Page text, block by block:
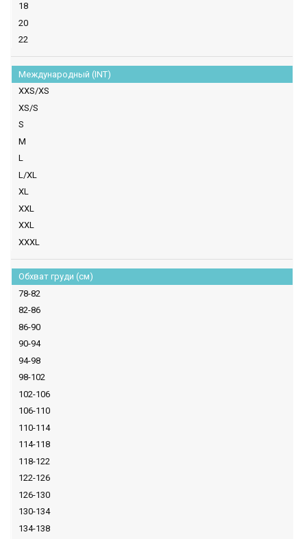
18
20
22
Международный (INT)
XXS/XS
XS/S
S
M
L
L/XL
XL
XXL
XXL
XXXL
Обхват груди (см)
78-82
82-86
86-90
90-94
94-98
98-102
102-106
106-110
110-114
114-118
118-122
122-126
126-130
130-134
134-138